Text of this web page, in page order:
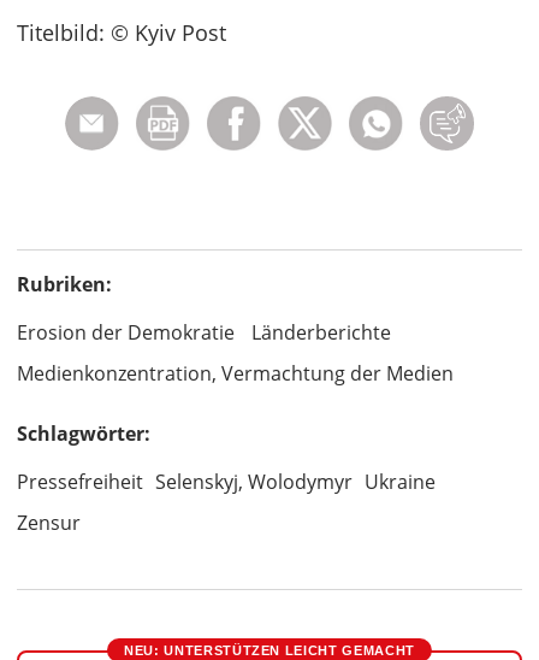
Titelbild: © Kyiv Post
Rubriken:
Erosion der Demokratie
Länderberichte
Medienkonzentration, Vermachtung der Medien
Schlagwörter:
Pressefreiheit Selenskyj, Wolodymyr Ukraine
Zensur
NEU: UNTERSTÜTZEN LEICHT GEMACHT